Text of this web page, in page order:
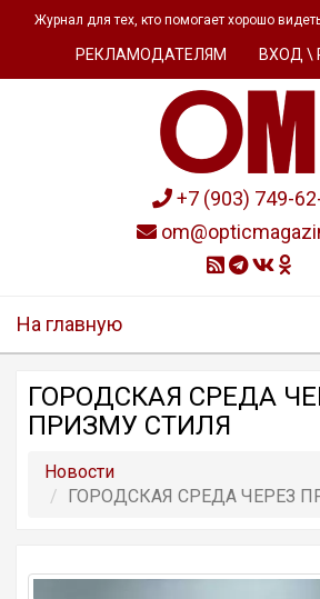
Журнал для тех, кто помогает хорошо
РЕКЛАМОДАТЕЛЯМ ВХОД \
+7 (903) 749-
На главную
ГОРОДСКАЯ СРЕДА
ПРИЗМУ СТИЛЯ
Новости
ГОРОДСКАЯ СРЕДА ЧЕРЕЗ